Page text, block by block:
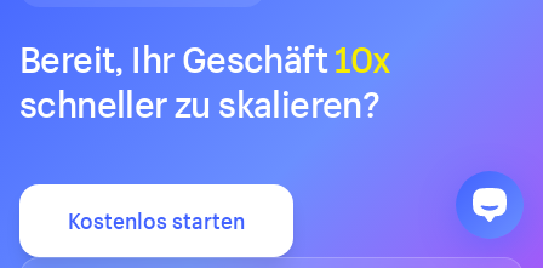
Bereit, Ihr Geschäft10x
schneller zu skalieren?
Kostenlos starten